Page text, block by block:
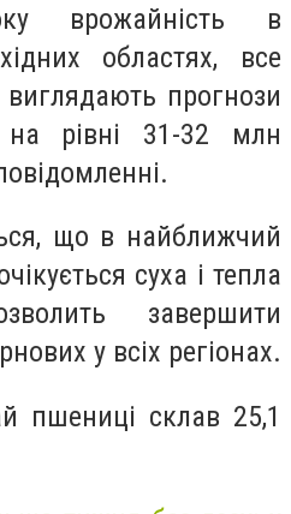
врожайність в
областях, все
прогнози
рівні 31-32 млн
що в найближчий
суха і тепла
завершити
у всіх регіонах.
пшениці склав 25,1